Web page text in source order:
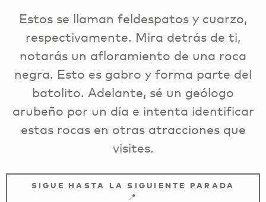
Estos se llaman feldespatos y cuarzo,
respectivamente. Mira detrás de ti,
notarás un afloramiento de una roca
negra. Esto es gabro y forma parte del
batolito. Adelante, sé un geólogo
arubeño por un día e intenta identificar
estas rocas en otras atracciones que
visites.
SIGUE HASTA LA SIGUIENTE PARADA
📍